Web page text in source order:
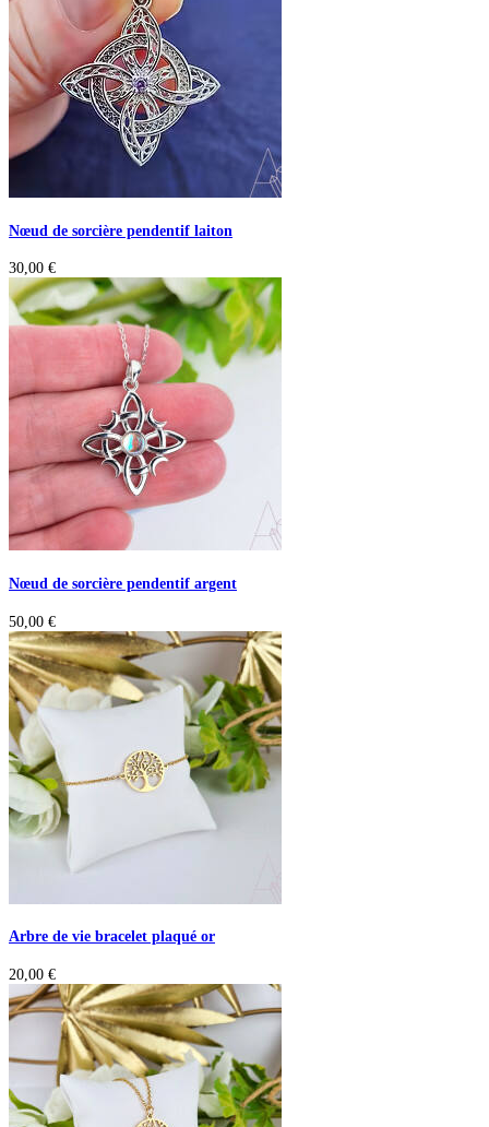
Nœud de sorcière pendentif laiton
30,00 €
Nœud de sorcière pendentif argent
50,00 €
Arbre de vie bracelet plaqué or
20,00 €